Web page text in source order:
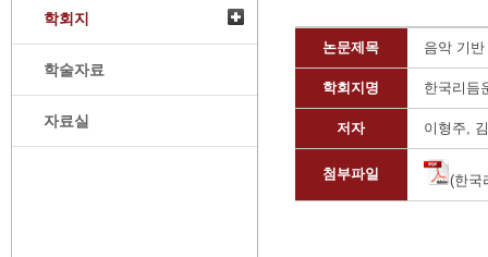
학회지
학술자료
자료실
논문제목 음악 기
학회지명 한국리듬
저자 이형주,
첨부파일 (한국